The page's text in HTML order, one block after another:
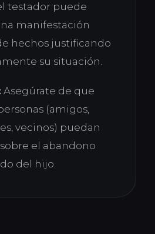
testador puede
manifestación
hechos justificando
su situación.
Asegúrate de que
(amigos,
vecinos) puedan
el abandono
del hijo.